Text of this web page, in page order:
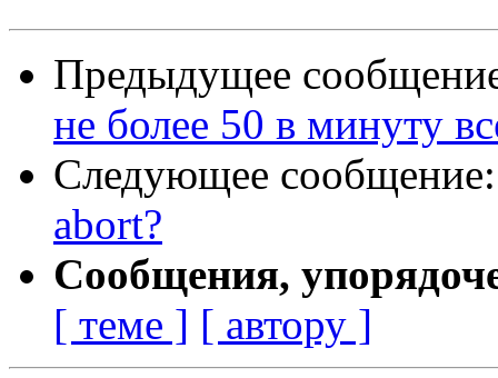
Предыдущее
не более 50 в минуту
Следующее
abort?
Сообщения,
[ теме ] [ автору ]